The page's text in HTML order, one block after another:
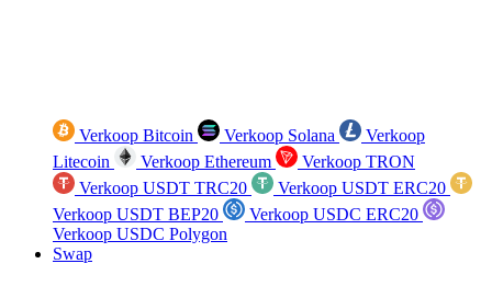
Verkoop Bitcoin Verkoop Solana
Verkoop
Litecoin
Verkoop Ethereum
Verkoop TRON
Verkoop USDT TRC20
Verkoop USDT ERC20
Verkoop USDT BEP20
Verkoop USDC ERC20
Verkoop USDC Polygon
Swap